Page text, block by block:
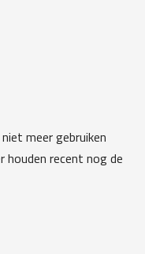
meer gebruiken
recent nog de